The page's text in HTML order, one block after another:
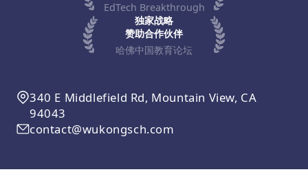
EdTech Breakthrough
独家战略
赞助合作伙伴
哈佛中国教育论坛
340 E Middlefield Rd, Mountain View, CA
94043
contact@wukongsch.com